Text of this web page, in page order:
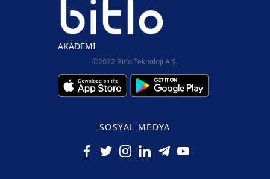
AKADEMİ
©2022 Bitlo Teknoloji A.Ş.
SOSYAL MEDYA